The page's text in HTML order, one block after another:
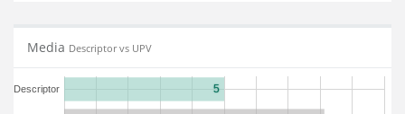
Media Descriptor vs UPV
Descriptor